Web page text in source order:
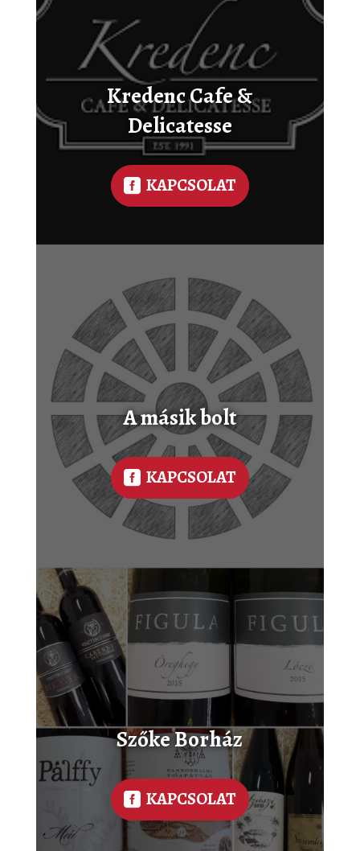
Kredenc Cafe &
Delicatesse
KAPCSOLAT
A másik bolt
KAPCSOLAT
Szőke Borház
KAPCSOLAT